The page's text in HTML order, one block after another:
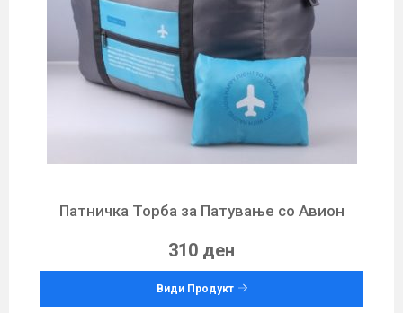
Патничка Торба за Патување со Авион
310 ден
Види Продукт